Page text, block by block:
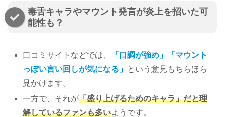
毒舌キャラやマウント発言が炎上を招いた可
能性も？
口コミサイトなどでは、
「口調が強め」「マウント
っぽい言い回しが気になる」
という意見もちらほら
見かけます。
一方で、それが「盛り上げるためのキャラ」だと理
解しているファンも多いようです。